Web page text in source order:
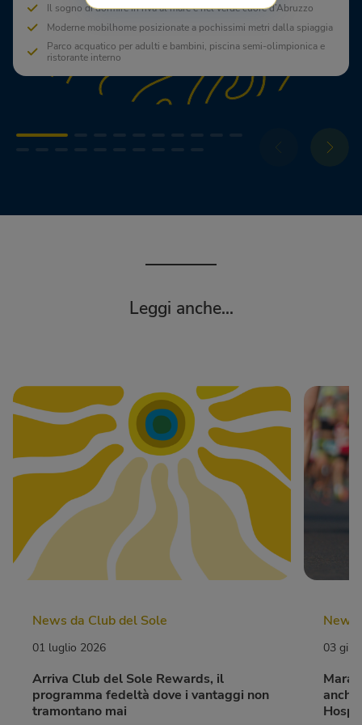
Il sogno di dormire in riva al mare e nel verde cuore d’Abruzzo
Moderne mobilhome posizionate a pochissimi metri dalla spiaggia
Parco acquatico per adulti e bambini, piscina semi-olimpionica e
ristorante interno
Leggi anche...
News da Club del Sole
01 luglio 2026
Arriva Club del Sole Rewards, il
programma fedeltà dove i vantaggi non
tramontano mai
News
03